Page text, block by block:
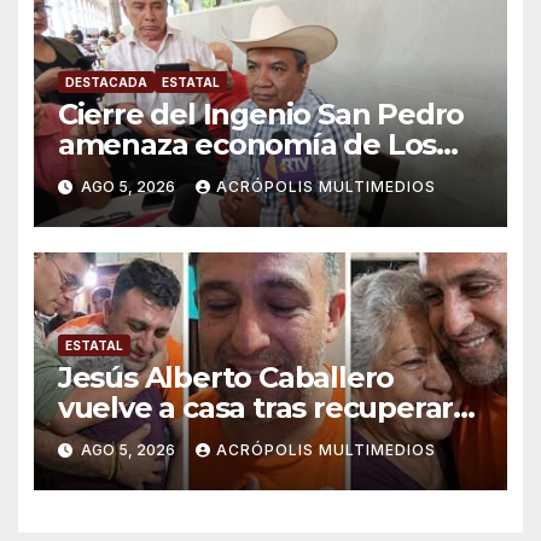
DESTACADA ESTATAL
Cierre del Ingenio San Pedro
amenaza economía de Los
Tuxtlas
AGO 5, 2026 ACRÓPOLIS MULTIMEDIOS
ESTATAL
Jesús Alberto Caballero
vuelve a casa tras recuperar
libertad
AGO 5, 2026 ACRÓPOLIS MULTIMEDIOS